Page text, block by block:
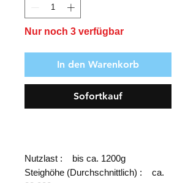
Nur noch 3 verfügbar
In den Warenkorb
Sofortkauf
Nutzlast : bis ca. 1200g
Steighöhe (Durchschnittlich) : ca.